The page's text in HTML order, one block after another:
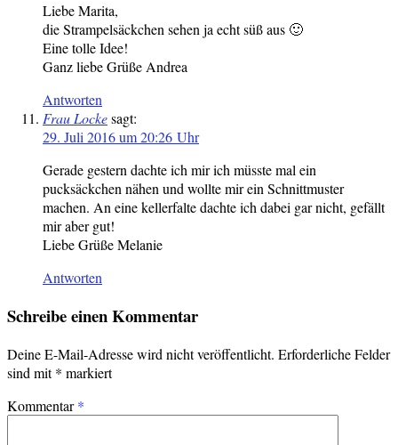
Liebe Marita,
die Strampelsäckchen sehen ja echt süß aus 🙂
Eine tolle Idee!
Ganz liebe Grüße Andrea
Antworten
Frau Lockesagt:
29. Juli 2016 um 20:26 Uhr
Gerade gestern dachte ich mir ich müsste mal ein
pucksäckchen nähen und wollte mir ein Schnittmuster
machen. An eine kellerfalte dachte ich dabei gar nicht, gefällt
mir aber gut!
Liebe Grüße Melanie
Antworten
Schreibe einen Kommentar
Deine E-Mail-Adresse wird nicht veröffentlicht. Erforderliche Felder
sind mit* markiert
Kommentar*